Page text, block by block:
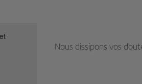
Nous dissipons vos